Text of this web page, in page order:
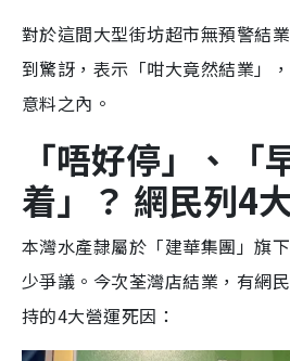
對於這間大型街坊超市無預警結
到驚訝，表示「咁大竟然結業」
意料之內。
「唔好停」、「
着」？ 網民列4
本灣水產隸屬於「建華集團」旗
少爭議。今次荃灣店結業，有網
持的4大營運死因：